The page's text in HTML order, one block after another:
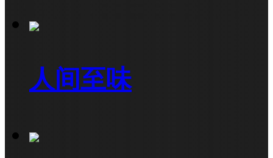
人间至味